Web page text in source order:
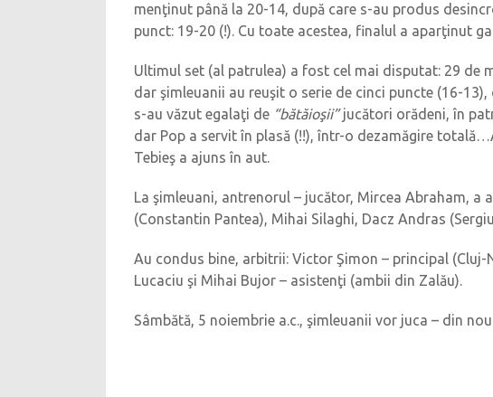
menţinut până la 20-14, după care s-au produs
punct: 19-20 (!). Cu toate acestea, finalul a aparţinut
Ultimul set (al patrulea) a fost cel mai disputat: 29 de
dar şimleuanii au reuşit o serie de cinci puncte (16-
s-au văzut egalaţi de “bătăioşii”jucători orădeni, în
dar Pop a servit în plasă (!!), într-o dezamăgire
Tebieş a ajuns în aut.
La şimleuani, antrenorul – jucător, Mircea Abraham,
(Constantin Pantea), Mihai Silaghi, Dacz Andras
Au condus bine, arbitrii: Victor Şimon – principal (Cluj-
Lucaciu şi Mihai Bujor – asistenţi (ambii din Zalău).
Sâmbătă, 5 noiembrie a.c., şimleuanii vor juca – din